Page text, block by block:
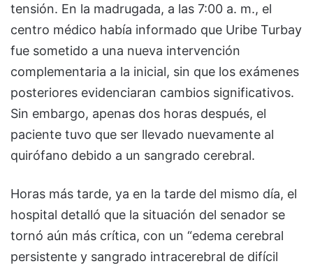
tensión. En la madrugada, a las 7:00 a. m., el
centro médico había informado que Uribe Turbay
fue sometido a una nueva intervención
complementaria a la inicial, sin que los exámenes
posteriores evidenciaran cambios significativos.
Sin embargo, apenas dos horas después, el
paciente tuvo que ser llevado nuevamente al
quirófano debido a un sangrado cerebral.
Horas más tarde, ya en la tarde del mismo día, el
hospital detalló que la situación del senador se
tornó aún más crítica, con un “edema cerebral
persistente y sangrado intracerebral de difícil